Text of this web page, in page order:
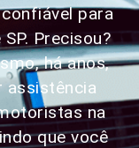
para
Precisou?
há anos,
assistência
na
que você